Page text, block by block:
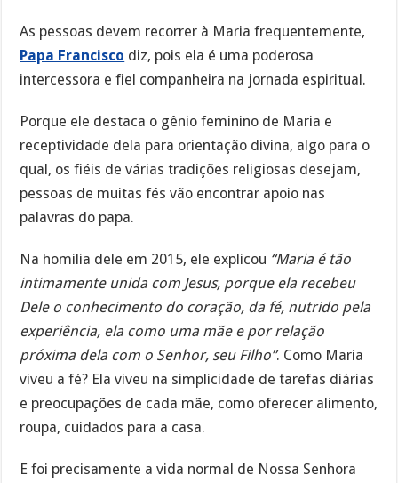
As pessoas devem recorrer à Maria frequentemente,
Papa Francisco diz, pois ela é uma poderosa
intercessora e fiel companheira na jornada espiritual.
Porque ele destaca o gênio feminino de Maria e
receptividade dela para orientação divina, algo para o
qual, os fiéis de várias tradições religiosas desejam,
pessoas de muitas fés vão encontrar apoio nas
palavras do papa.
Na homilia dele em 2015, ele explicou “Maria é tão
intimamente unida com Jesus, porque ela recebeu
Dele o conhecimento do coração, da fé, nutrido pela
experiência, ela como uma mãe e por relação
próxima dela com o Senhor, seu Filho”. Como Maria
viveu a fé? Ela viveu na simplicidade de tarefas diárias
e preocupações de cada mãe, como oferecer alimento,
roupa, cuidados para a casa.
E foi precisamente a vida normal de Nossa Senhora